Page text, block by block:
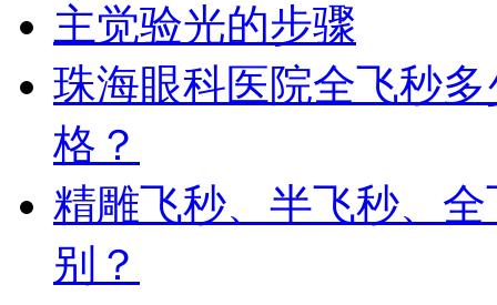
主觉验光的步骤
珠海眼科医院全飞秒
格？
精雕飞秒、半飞秒、
别？